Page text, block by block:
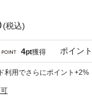
(税込)
4pt獲得 ポイン
利用でさらにポイント+2%